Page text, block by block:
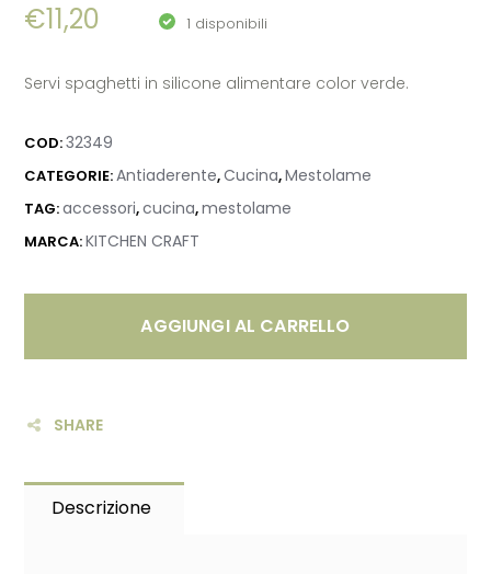
€11,20 1 disponibili
Servi spaghetti in silicone alimentare color verde.
COD:32349
CATEGORIE:Antiaderente,Cucina,Mestolame
TAG:accessori,cucina,mestolame
MARCA:KITCHEN CRAFT
AGGIUNGI AL CARRELLO
SHARE
Descrizione